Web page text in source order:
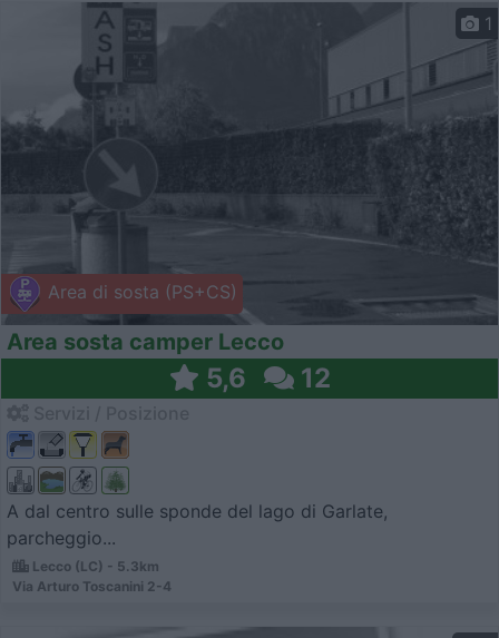
Area di sosta (PS+CS)
1
Area sosta camper Lecco
5,6 12
A dal centro sulle sponde del lago di Garlate,
parcheggio...
Lecco (LC) - 5.3km
Via Arturo Toscanini 2-4